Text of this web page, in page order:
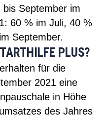
September im
60 % im Juli, 40 %
September.
PLUS?
für die
2021 eine
in Höhe
des Jahres